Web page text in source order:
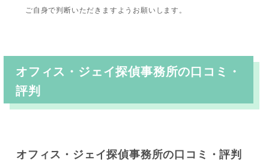
ご自身で判断いただきますようお願いします。
オフィス・ジェイ探偵事務所の口コミ・
評判
オフィス・ジェイ探偵事務所の口コミ・評判